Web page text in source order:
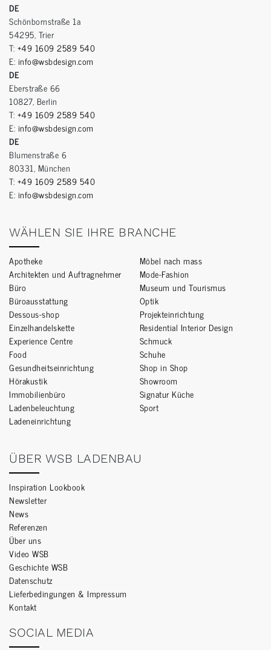
DE
Schönbornstraße 1a
54295, Trier
T: +49 1609 2589 540
E: info@wsbdesign.com
DE
Eberstraße 66
10827, Berlin
T: +49 1609 2589 540
E: info@wsbdesign.com
DE
Blumenstraße 6
80331, München
T: +49 1609 2589 540
E: info@wsbdesign.com
WÄHLEN SIE IHRE BRANCHE
Apotheke
Architekten und Auftragnehmer
Büro
Büroausstattung
Dessous-shop
Einzelhandelskette
Experience Centre
Food
Gesundheitseinrichtung
Hörakustik
Immobilienbüro
Ladenbeleuchtung
Ladeneinrichtung
Möbel nach mass
Mode-Fashion
Museum und Tourismus
Optik
Projekteinrichtung
Residential Interior Design
Schmuck
Schuhe
Shop in Shop
Showroom
Signatur Küche
Sport
ÜBER WSB LADENBAU
Inspiration Lookbook
Newsletter
News
Referenzen
Über uns
Video WSB
Geschichte WSB
Datenschutz
Lieferbedingungen & Impressum
Kontakt
SOCIAL MEDIA